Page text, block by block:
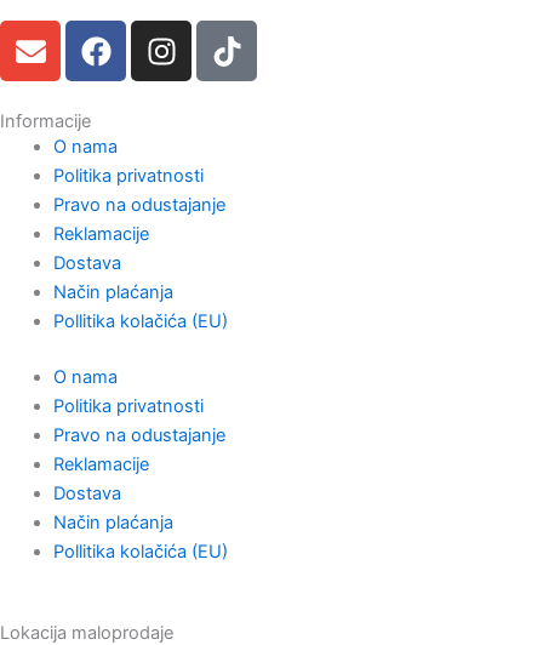
E
n
e
l
o
p
e
F
a
b
o
o
k
I
n
g
r
m
T
i
Informacije
O nama
Politika privatnosti
Pravo na odustajanje
Reklamacije
Dostava
Način plaćanja
Pollitika kolačića (EU)
O nama
Politika privatnosti
Pravo na odustajanje
Reklamacije
Dostava
Način plaćanja
Pollitika kolačića (EU)
Lokacija maloprodaje